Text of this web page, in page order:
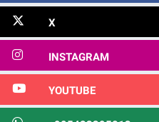
X
INSTAGRAM
YOUTUBE